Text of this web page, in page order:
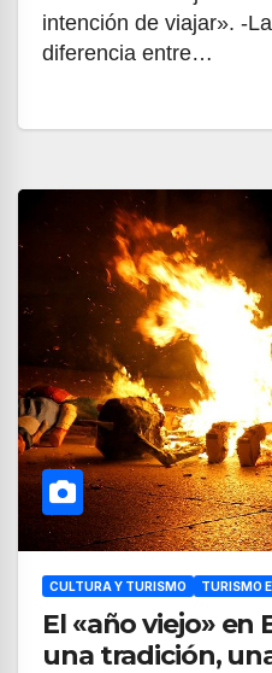
intención de viajar». -
diferencia entre…
CULTURA Y TURISMO TURISMO
El «año viejo» en
una tradición,